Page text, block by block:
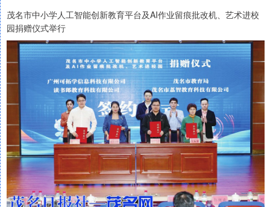
茂名市中小学人工智能创新教育平台及AI作业留痕批改机、艺术进校
园捐赠仪式举行